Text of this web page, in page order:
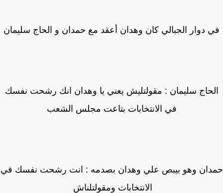
دوار الجبالي كان وهدان أعقد مع حمدان و الحاج سليمان
سليمان : مقولتليش يعني يا وهدان انك رشحت نفسك
في الانتخابات بتاعت مجلس الشعب
وهو بيبص علي وهدان بصدمه : انت رشحت نفسك في
الانتخابات ومقولتلناش